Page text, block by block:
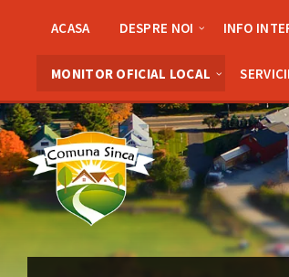
ACASA DESPRE NOI INFO
MONITOR OFICIAL LOCAL